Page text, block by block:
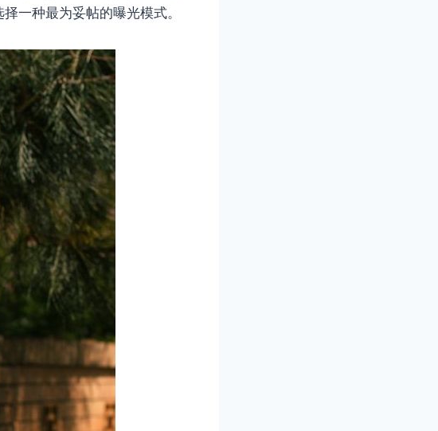
一种最为妥帖的曝光模式。